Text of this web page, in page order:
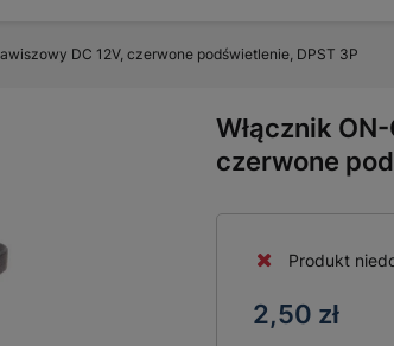
DC 12V, czerwone podświetlenie, DPST 3P
Włącznik
czerwone
Produkt
2,50 zł